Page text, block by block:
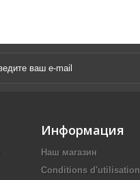
Информация
Наш магазин
Conditions d'utilisation